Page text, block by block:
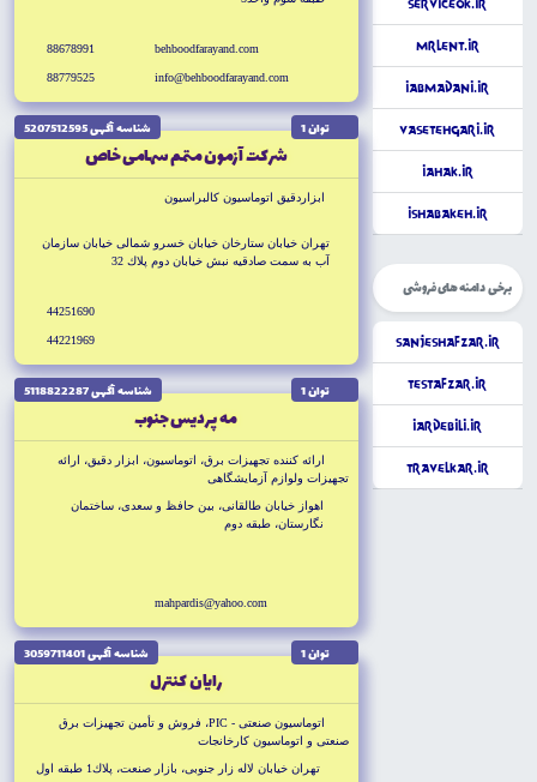
ServiceOK.ir
MrLent.ir
iAbMadani.ir
Vasetehgari.ir
iAhak.ir
iShabakeh.ir
برخی دامنه های فروشی
SanjeshAfzar.ir
TestAfzar.ir
iArdebili.ir
TravelKar.ir
behboodfarayand.com
info@behboodfarayand.com
88678991
88779525
توان 1 شناسه آگهى 5207512595
شركت آزمون متمم سهامى خاص
ابزاردقيق اتوماسيون كالبراسيون
تهران خيابان ستارخان خيابان خسرو شمالى خيابان سازمان
آب به سمت صادقيه نبش خيابان دوم پلاك 32
44251690
44221969
توان 1 شناسه آگهى 5118822287
مه پرديس جنوب
ارائه كننده تجهيزات برق، اتوماسيون، ابزار دقيق، ارائه
تجهيزات ولوازم آزمايشگاهى
اهواز خيابان طالقانى، بين حافظ و سعدى، ساختمان
نگارستان، طبقه دوم
mahpardis@yahoo.com
توان 1 شناسه آگهى 3059711401
رايان كنترل
اتوماسيون صنعتى - PIC، فروش و تأمين تجهيزات برق
صنعتى و اتوماسيون كارخانجات
تهران خيابان لاله زار جنوبى، بازار صنعت، پلاك1 طبقه اول